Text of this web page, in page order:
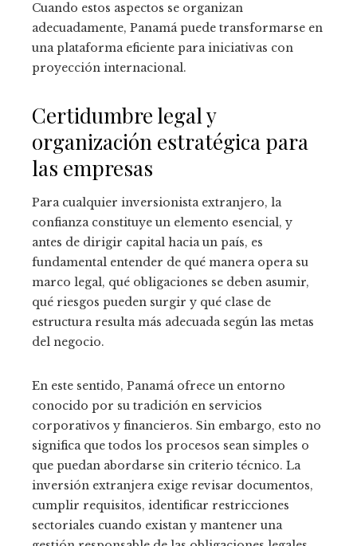
Cuando estos aspectos se organizan
adecuadamente, Panamá puede transformarse en
una plataforma eficiente para iniciativas con
proyección internacional.
Certidumbre legal y
organización estratégica para
las empresas
Para cualquier inversionista extranjero, la
confianza constituye un elemento esencial, y
antes de dirigir capital hacia un país, es
fundamental entender de qué manera opera su
marco legal, qué obligaciones se deben asumir,
qué riesgos pueden surgir y qué clase de
estructura resulta más adecuada según las metas
del negocio.
En este sentido, Panamá ofrece un entorno
conocido por su tradición en servicios
corporativos y financieros. Sin embargo, esto no
significa que todos los procesos sean simples o
que puedan abordarse sin criterio técnico. La
inversión extranjera exige revisar documentos,
cumplir requisitos, identificar restricciones
sectoriales cuando existan y mantener una